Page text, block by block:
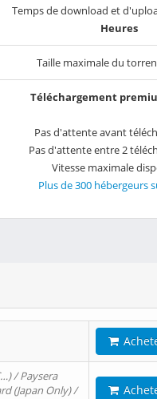
Temps de download et
Heures
Taille maximale du
Téléchargement
Pas d'attente avant
Pas d'attente entre 2
Vitesse maximale
Plus de 300 hébergeurs
/ Paysera
(Japan Only) /